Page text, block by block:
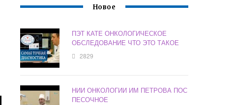
Новое
ПЭТ КАТЕ ОНКОЛОГИЧЕСКОЕ
ОБСЛЕДОВАНИЕ ЧТО ЭТО ТАКОЕ
2829
НИИ ОНКОЛОГИИ ИМ ПЕТРОВА ПОС
ПЕСОЧНОЕ